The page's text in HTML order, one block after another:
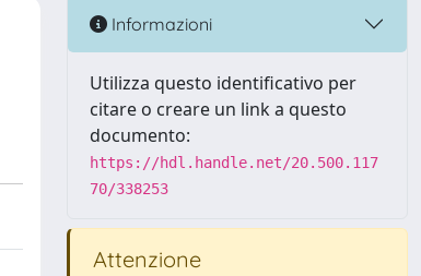
Informazioni
Utilizza questo identificativo per
citare o creare un link a questo
documento:
https://hdl.handle.net/20.500.117
70/338253
Attenzione